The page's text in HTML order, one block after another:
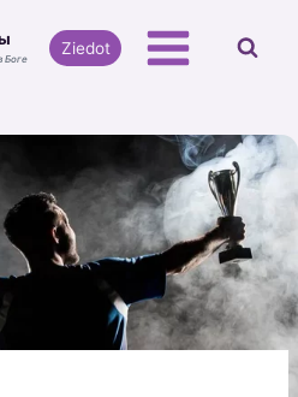
Боге
Ziedot